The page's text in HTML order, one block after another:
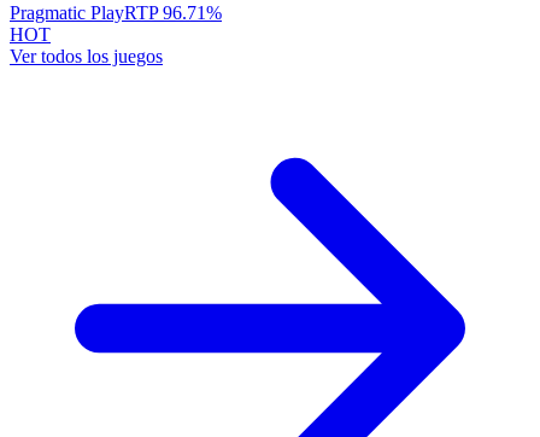
Pragmatic PlayRTP96.71%
HOT
Ver todos los juegos